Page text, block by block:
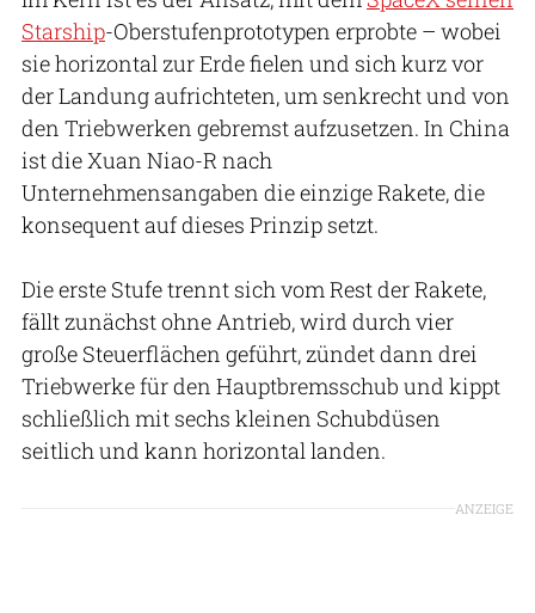
Starship-Oberstufenprototypen erprobte – wobei
sie horizontal zur Erde fielen und sich kurz vor
der Landung aufrichteten, um senkrecht und von
den Triebwerken gebremst aufzusetzen. In China
ist die Xuan Niao-R nach
Unternehmensangaben die einzige Rakete, die
konsequent auf dieses Prinzip setzt.
Die erste Stufe trennt sich vom Rest der Rakete,
fällt zunächst ohne Antrieb, wird durch vier
große Steuerflächen geführt, zündet dann drei
Triebwerke für den Hauptbremsschub und kippt
schließlich mit sechs kleinen Schubdüsen
seitlich und kann horizontal landen.
ANZEIGE